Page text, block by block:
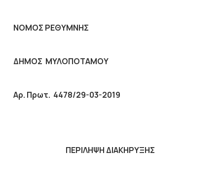
ΝΟΜΟΣ ΡΕΘΥΜΝΗΣ
ΔΗΜΟΣ ΜΥΛΟΠΟΤΑΜΟΥ
Αρ. Πρωτ. 4478/29-03-2019
ΠΕΡΙΛΗΨΗ ΔΙΑΚΗΡΥΞΗΣ